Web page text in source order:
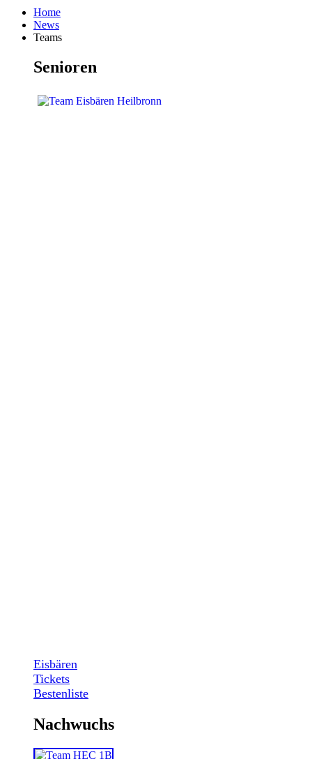
Home
News
Teams
Senioren
Eisbären
Tickets
Bestenliste
Nachwuchs